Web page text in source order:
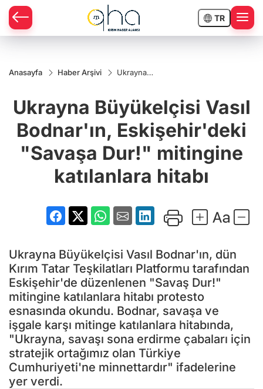
TR
Anasayfa Haber Arşivi
Ukrayna
Bodnar'ın,
Eskişehir'deki
"Savaşa Dur!"
mitingine
katılanlara
hitabı
Ukrayna Büyükelçisi Vasıl
Bodnar'ın, Eskişehir'deki
"Savaşa Dur!" mitingine
katılanlara hitabı
Ukrayna Büyükelçisi Vasıl Bodnar'ın, dün
Kırım Tatar Teşkilatları Platformu tarafından
Eskişehir'de düzenlenen "Savaş Dur!"
mitingine katılanlara hitabı protesto
esnasında okundu. Bodnar, savaşa ve
işgale karşı mitinge katılanlara hitabında,
"Ukrayna, savaşı sona erdirme çabaları için
stratejik ortağımız olan Türkiye
Cumhuriyeti'ne minnettardır" ifadelerine
yer verdi.